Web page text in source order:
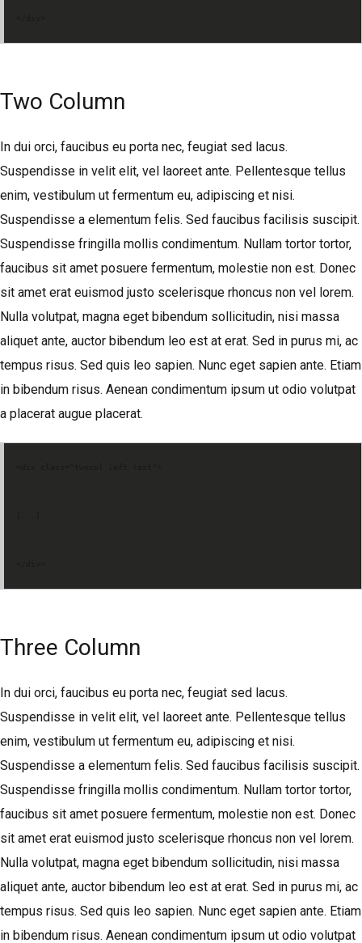
Two Column
In dui orci, faucibus eu porta nec, feugiat sed lacus.
Suspendisse in velit elit, vel laoreet ante. Pellentesque tellus
enim, vestibulum ut fermentum eu, adipiscing et nisi.
Suspendisse a elementum felis. Sed faucibus facilisis suscipit.
Suspendisse fringilla mollis condimentum. Nullam tortor tortor,
faucibus sit amet posuere fermentum, molestie non est. Donec
sit amet erat euismod justo scelerisque rhoncus non vel lorem.
Nulla volutpat, magna eget bibendum sollicitudin, nisi massa
aliquet ante, auctor bibendum leo est at erat. Sed in purus mi, ac
tempus risus. Sed quis leo sapien. Nunc eget sapien ante. Etiam
in bibendum risus. Aenean condimentum ipsum ut odio volutpat
a placerat augue placerat.
Three Column
In dui orci, faucibus eu porta nec, feugiat sed lacus.
Suspendisse in velit elit, vel laoreet ante. Pellentesque tellus
enim, vestibulum ut fermentum eu, adipiscing et nisi.
Suspendisse a elementum felis. Sed faucibus facilisis suscipit.
Suspendisse fringilla mollis condimentum. Nullam tortor tortor,
faucibus sit amet posuere fermentum, molestie non est. Donec
sit amet erat euismod justo scelerisque rhoncus non vel lorem.
Nulla volutpat, magna eget bibendum sollicitudin, nisi massa
aliquet ante, auctor bibendum leo est at erat. Sed in purus mi, ac
tempus risus. Sed quis leo sapien. Nunc eget sapien ante. Etiam
in bibendum risus. Aenean condimentum ipsum ut odio volutpat